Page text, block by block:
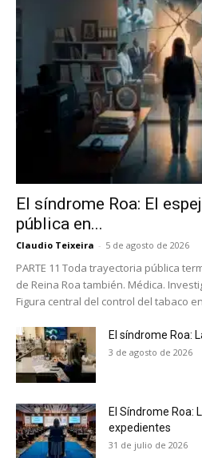
El síndrome Roa: El
pública en...
Claudio Teixeira - 5 de agosto de 2026
PARTE 11 Toda trayectoria pública
de Reina Roa también. Médica.
Figura central del control del tabaco
El síndrome Roa:
3 de agosto de 2026
El Síndrome Roa:
expedientes
31 de julio de 2026